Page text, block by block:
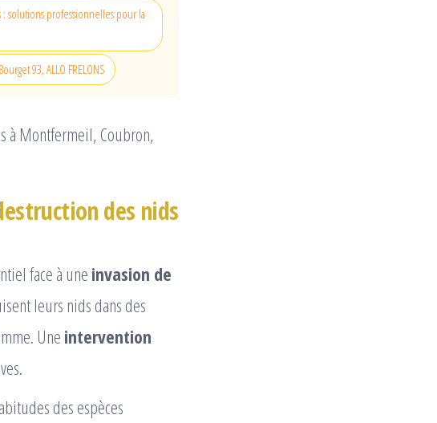
solutions professionnelles pour la
93, ALLO FRELONS
à Montfermeil, Coubron,
des nids
face à une invasion de
leurs nids dans des
Une intervention
des espèces